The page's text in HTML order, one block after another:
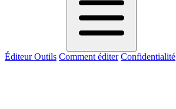
ÉditeurOutils Comment éditer Confidentialité